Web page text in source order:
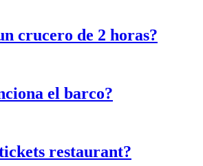
crucero de 2 horas?
el barco?
restaurant?